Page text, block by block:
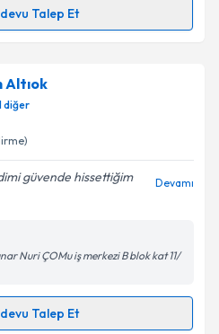
Talep Et
Akçam
uzmandan randevu almanız
e-posta ile
ilişkinAydınlatma
kişisel verilerimin belirtilen
kabul ediyorum.
Altıok
diğer
güvende hissettiğim
Devamı
Nuri ÇOMu iş merkezi B blok kat 11/
Talep Et